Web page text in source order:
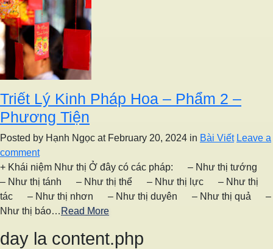
Triết Lý Kinh Pháp Hoa – Phẩm 2 –
Phương Tiện
Posted by Hạnh Ngọc at February 20, 2024 in Bài Viết Leave a
comment
+ Khái niệm Như thị Ở đây có các pháp: – Như thị tướng
– Như thị tánh – Như thị thể – Như thị lực – Như thị
tác – Như thị nhơn – Như thị duyên – Như thị quả –
Như thị báo… Read More
day la content.php